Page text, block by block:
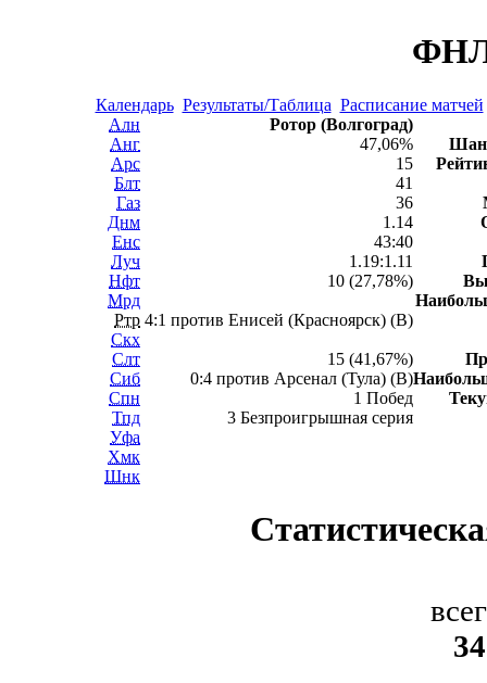
ФНЛ
Календарь Результаты/Таблица Расписание матчей
Алн
Анг
Арс
Блт
Газ
Днм
Енс
Луч
Нфт
Мрд
Ртр
Скх
Слт
Сиб
Спн
Тпд
Уфа
Хмк
Шнк
Ротор (Волгоград)
47,06%
15
41
36
1.14
43:40
1.19:1.11
10 (27,78%)
4:1 против Енисей (Красноярск) (В)
15 (41,67%)
0:4 против Арсенал (Тула) (В)
1 Побед
3 Безпроигрышная серия